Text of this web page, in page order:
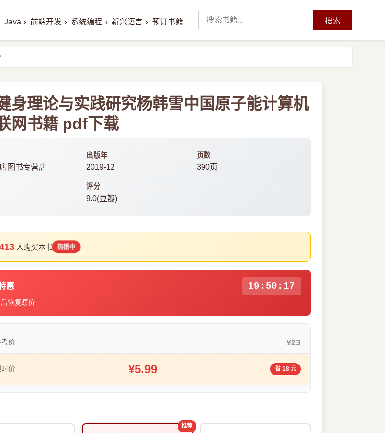
Java › 前端开发 › 系统编程 › 新兴语言 › 预订书籍 搜索
身理论与实践研究杨韩雪中国原子能计算机
网书籍 pdf下载
图书专营店
出版年
2019-12
页数
390页
评分
9.0(豆瓣)
413人购买本书 热销中
惠 19:50:16
恢复原价
价 ¥23
时价 ¥5.99 省 18 元
推荐